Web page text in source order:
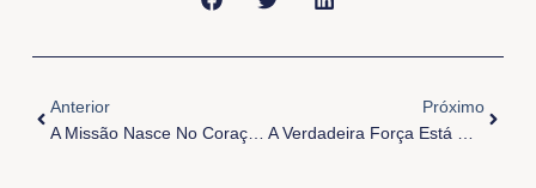
Anterior
A Missão Nasce No Coração Que Ama
Próximo